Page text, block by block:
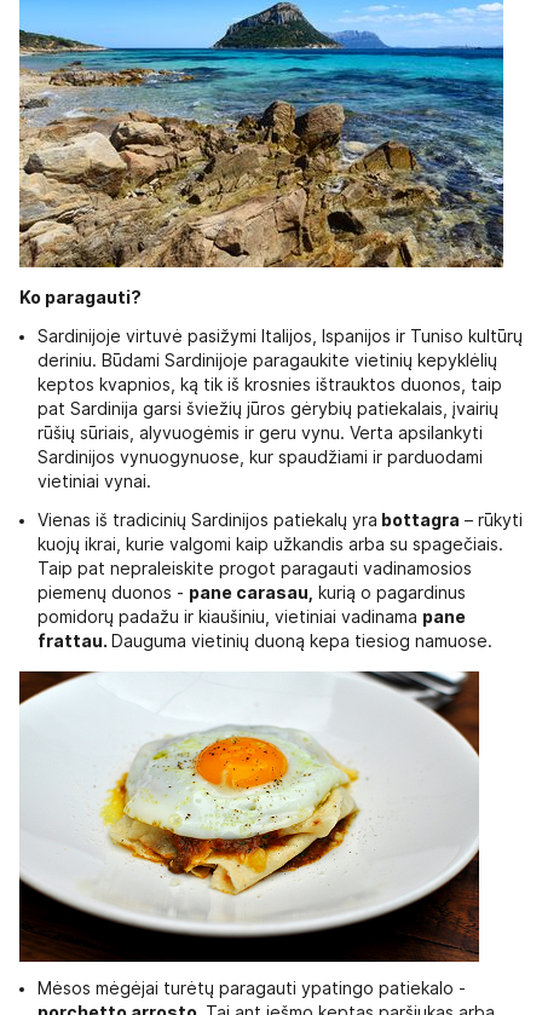
Ko paragauti?
Sardinijoje virtuvė pasižymi Italijos, Ispanijos ir Tuniso kultūrų
deriniu. Būdami Sardinijoje paragaukite vietinių kepyklėlių
keptos kvapnios, ką tik iš krosnies ištrauktos duonos, taip
pat Sardinija garsi šviežių jūros gėrybių patiekalais, įvairių
rūšių sūriais, alyvuogėmis ir geru vynu. Verta apsilankyti
Sardinijos vynuogynuose, kur spaudžiami ir parduodami
vietiniai vynai.
Vienas iš tradicinių Sardinijos patiekalų yra bottagra – rūkyti
kuojų ikrai, kurie valgomi kaip užkandis arba su spagečiais.
Taip pat nepraleiskite progot paragauti vadinamosios
piemenų duonos - pane carasau,
kurią o pagardinus
pomidorų padažu ir kiaušiniu, vietiniai vadinama pane
frattau. Dauguma vietinių duoną kepa tiesiog namuose.
Mėsos mėgėjai turėtų paragauti ypatingo patiekalo -